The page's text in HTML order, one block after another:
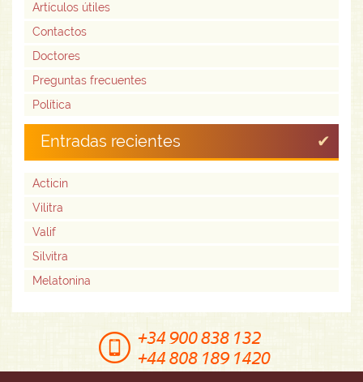
Artículos útiles
Contactos
Doctores
Preguntas frecuentes
Política
Entradas recientes
Acticin
Vilitra
Valif
Silvitra
Melatonina